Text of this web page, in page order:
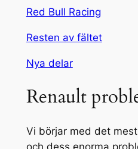
Red Bull Racing
Resten av fältet
Nya delar
Renault
Vi börjar med det